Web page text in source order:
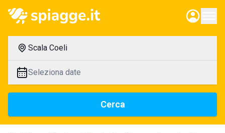
Scala Coeli
Seleziona date
Cerca